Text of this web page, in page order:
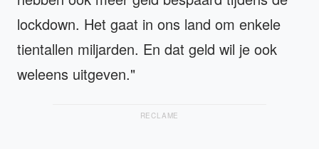
lockdown. Het gaat in ons land om enkele
tientallen miljarden. En dat geld wil je ook
weleens uitgeven."
RECLAME